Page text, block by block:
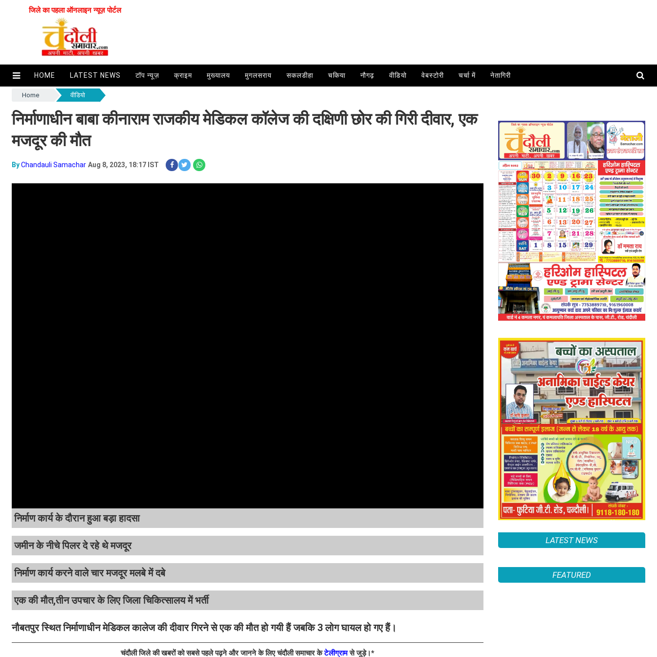
जिले का पहला ऑनलाइन न्यूज़ पोर्टल
HOME LATEST NEWS टॉप न्यूज़ क्राइम मुख्यालय मुगलसराय सकलडीहा चकिया नौगढ़ वीडियो वेबस्टोरी चर्चा में नेतागिरी
Home वीडियो
निर्माणाधीन बाबा कीनाराम राजकीय मेडिकल कॉलेज की दक्षिणी छोर की गिरी दीवार, एक
मजदूर की मौत
ByChandauli Samachar Aug 8, 2023, 18:17 IST
निर्माण कार्य के दौरान हुआ बड़ा हादसा
जमीन के नीचे पिलर दे रहे थे मजदूर
निर्माण कार्य करने वाले चार मजदूर मलबे में दबे
एक की मौत,तीन उपचार के लिए जिला चिकित्सालय में भर्ती
नौबतपुर स्थित निर्माणाधीन मेडिकल कालेज की दीवार गिरने से एक की मौत हो गयी हैं जबकि 3 लोग घायल हो गए हैं।
चंदौली जिले की खबरों को सबसे पहले पढ़ने और जानने के लिए चंदौली समाचार केटेलीग्रामसे जुड़े।*
LATEST NEWS
FEATURED